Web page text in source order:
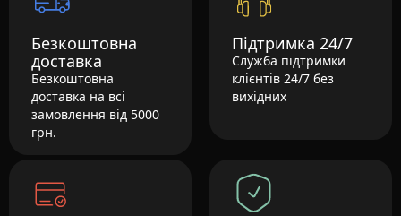
Безкоштовна
доставка
Безкоштовна
доставка на всі
замовлення від 5000
грн.
Підтримка 24/7
Служба підтримки
клієнтів 24/7 без
вихідних